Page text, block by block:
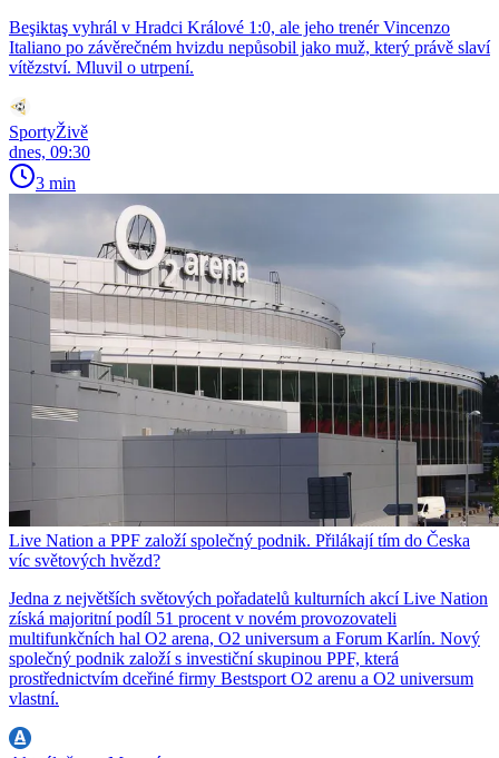
Beşiktaş vyhrál v Hradci Králové 1:0, ale jeho trenér Vincenzo
Italiano po závěrečném hvizdu nepůsobil jako muž, který právě slaví
vítězství. Mluvil o utrpení.
SportyŽivě
dnes, 09:30
3 min
Live Nation a PPF založí společný podnik. Přilákají tím do Česka
víc světových hvězd?
Jedna z největších světových pořadatelů kulturních akcí Live Nation
získá majoritní podíl 51 procent v novém provozovateli
multifunkčních hal O2 arena, O2 universum a Forum Karlín. Nový
společný podnik založí s investiční skupinou PPF, která
prostřednictvím dceřiné firmy Bestsport O2 arenu a O2 universum
vlastní.